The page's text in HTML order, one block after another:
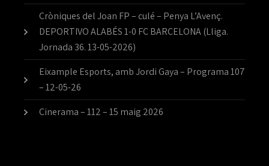
Cròniques del Joan FP – culé – Penya L’Avenç.
DEPORTIVO ALABÉS 1-0 FC BARCELONA (Lliga.
Jornada 36. 13-05-2026)
Eixample Esports, amb Jordi Gaya – Programa 107
– 12-05-26
Cinerama – 112 – 15 maig 2026